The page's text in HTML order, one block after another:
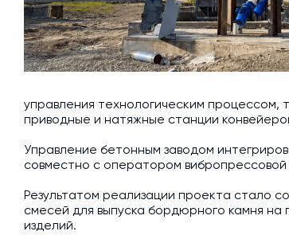
управления технологическим
приводные и натяжные станции
Управление бетонным заводом
совместно с оператором
Результатом реализации проекта стало
смесей для выпуска бордюрного камня
изделий.